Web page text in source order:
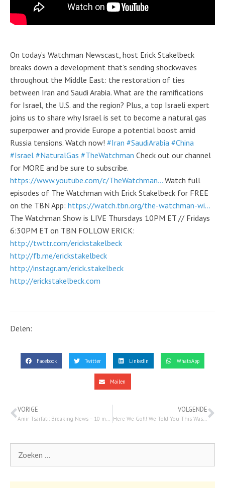
On today’s Watchman Newscast, host Erick Stakelbeck
breaks down a development that’s sending shockwaves
throughout the Middle East: the restoration of ties
between Iran and Saudi Arabia. What are the ramifications
for Israel, the U.S. and the region? Plus, a top Israeli expert
joins us to share why Israel is set to become a natural gas
superpower and provide Europe a potential boost amid
Russia tensions. Watch now! #Iran #SaudiArabia #China
#Israel #NaturalGas #TheWatchman Check out our channel
for MORE and be sure to subscribe.
https://www.youtube.com/c/TheWatchman... Watch full
episodes of The Watchman with Erick Stakelbeck for FREE
on the TBN App: https://watch.tbn.org/the-watchman-wi...
The Watchman Show is LIVE Thursdays 10PM ET // Fridays
6:30PM ET on TBN FOLLOW ERICK:
http://twttr.com/erickstakelbeck
http://fb.me/erickstakelbeck
http://instagr.am/erick.stakelbeck
http://erickstakelbeck.com
Delen:
Facebook Twitter LinkedIn WhatsApp
Mailen
VORIGE VOLGENDE
Here We Go!!! We Told You This Was Coming!!!